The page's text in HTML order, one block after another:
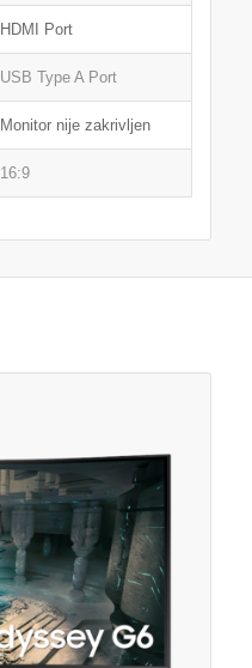
HDMI Port
USB Type A Port
Monitor nije zakrivljen
16:9